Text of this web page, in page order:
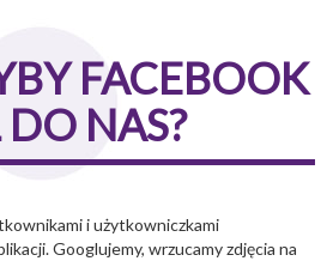
FACEBOOK
NAS?
i użytkowniczkami
Googlujemy, wrzucamy zdjęcia na